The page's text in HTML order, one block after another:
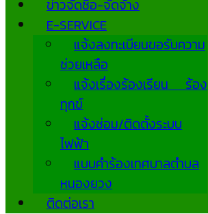
ข่าวจัดซื้อ-จัดจ้าง
E-SERVICE
แจ้งลงทะเบียนขอรับความ
ช่วยเหลือ
แจ้งเรื่องร้องเรียน ร้อง
ทุกข์
แจ้งซ่อม/ติดตั้งระบบ
ไฟฟ้า
แบบคำร้องเทศบาลตำบล
หนองยวง
ติดต่อเรา